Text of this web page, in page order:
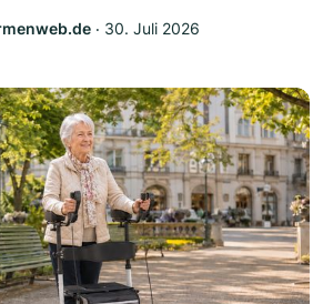
‧ 30. Juli 2026